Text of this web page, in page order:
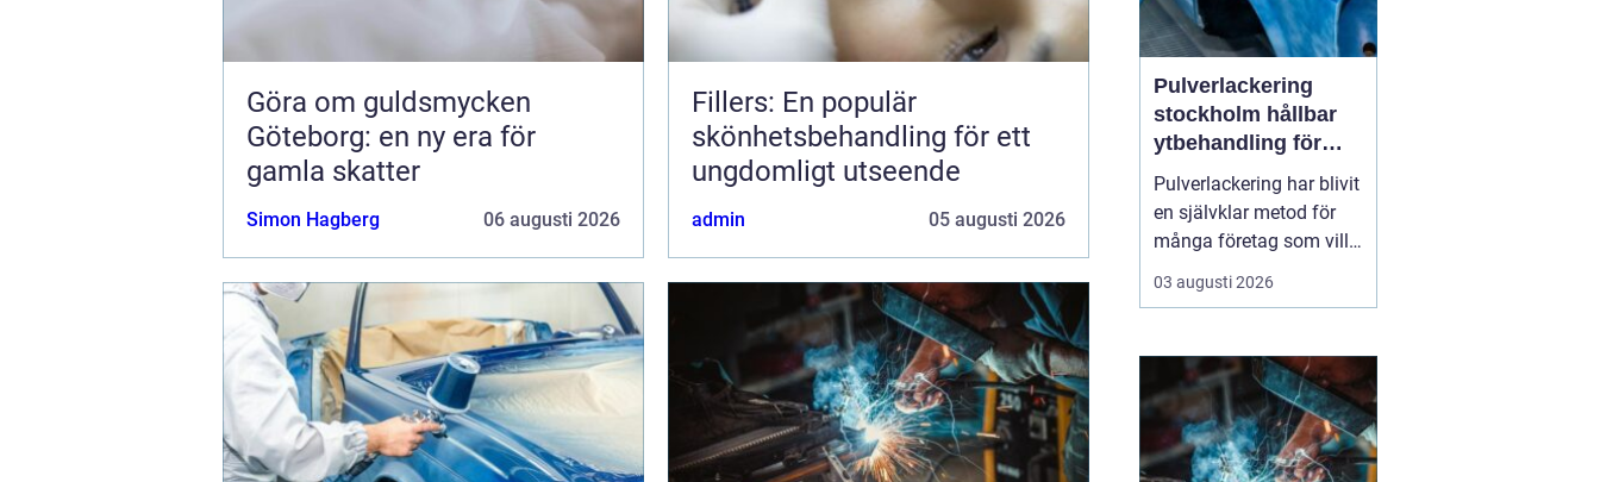
Göra om guldsmycken
Göteborg: en ny era för
gamla skatter
Simon Hagberg 06 augusti 2026
Fillers: En populär
skönhetsbehandling för ett
ungdomligt utseende
admin 05 augusti 2026
Pulverlackering
stockholm hållbar
ytbehandling för
industri och design
Pulverlackering har blivit
en självklar metod för
många företag som vill
kombinera slitstyrka,
designfrihet och
med stark industri och
byggsektor, som
Stockholm, spelar
tekniken en viktig roll för
allt från fasadpartier och
03 augusti 2026